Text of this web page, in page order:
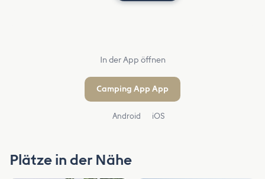
In der App öffnen
Camping App App
Android iOS
Plätze in der Nähe